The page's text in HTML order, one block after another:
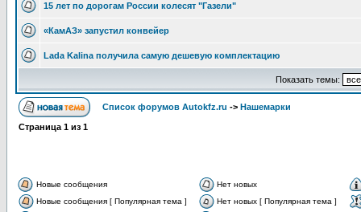
15 лет по дорогам России колесят "Газели"
«КамАЗ» запустил конвейер
Lada Kalina получила самую дешевую комплектацию
Показать темы:
Список форумов Autokfz.ru -> Нашемарки
Страница 1 из 1
Новые сообщения
Нет новых
Новые сообщения [ Популярная тема ]
Нет новых [ Популярная тема ]